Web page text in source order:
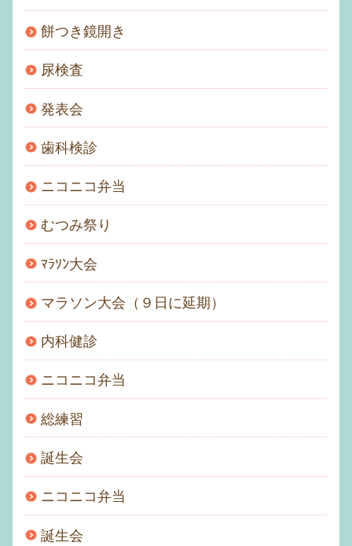
餅つき鏡開き
尿検査
発表会
歯科検診
ニコニコ弁当
むつみ祭り
ﾏﾗｿﾝ大会
マラソン大会（９日に延期）
内科健診
ニコニコ弁当
総練習
誕生会
ニコニコ弁当
誕生会